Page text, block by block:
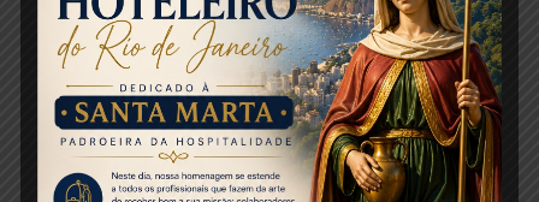
estudo aponta a tendência para 2020 e 2025
mantendo a taxa de crescimento superior às
outras cidades da América do sul.
Fonte: Jornal de Turismo